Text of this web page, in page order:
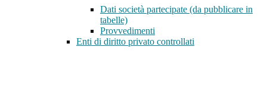
Dati società partecipate (da pubblicare in
tabelle)
Provvedimenti
Enti di diritto privato controllati